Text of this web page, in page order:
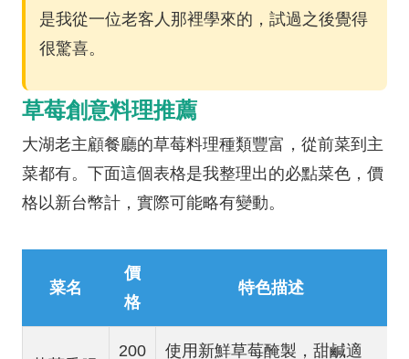
是我從一位老客人那裡學來的，試過之後覺得
很驚喜。
草莓創意料理推薦
大湖老主顧餐廳的草莓料理種類豐富，從前菜到主
菜都有。下面這個表格是我整理出的必點菜色，價
格以新台幣計，實際可能略有變動。
菜名
價
格
特色描述
200
使用新鮮草莓醃製，甜鹹適